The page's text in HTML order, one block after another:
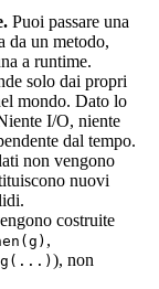
Puoi passare una
da un metodo,
a runtime.
solo dai propri
mondo. Dato lo
I/O, niente
dal tempo.
non vengono
nuovi
costruite
,
), non